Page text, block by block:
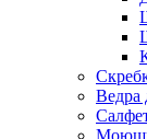
Ведра